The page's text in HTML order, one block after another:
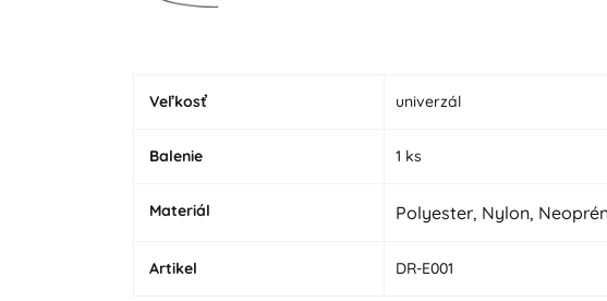
Veľkosť univerzál
Balenie 1 ks
Materiál Polyester, Nylon,
Artikel DR-E001